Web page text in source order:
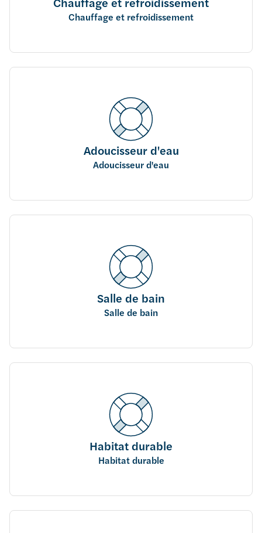
Chauffage et refroidissement
Adoucisseur d'eau
Adoucisseur d'eau
Salle de bain
Salle de bain
Habitat durable
Habitat durable